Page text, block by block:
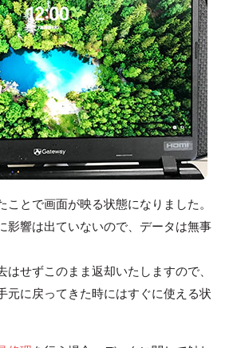
とで画面が映る状態になりました。
影響は出ていないので、データは無事
はせずこのまま返却いたしますので、
元に戻ってきた時にはすぐに使える状